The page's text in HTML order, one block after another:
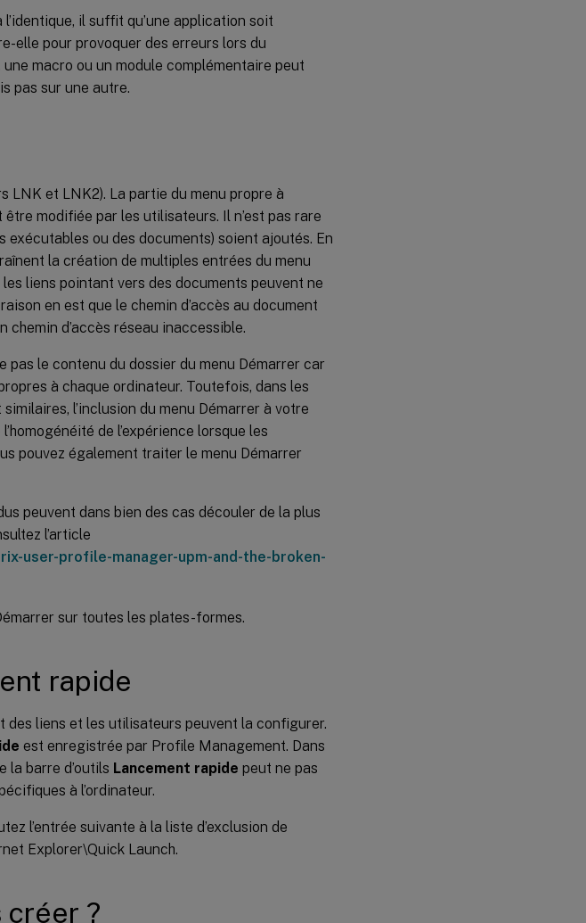
il suffit qu’une application soit
elle pour provoquer des erreurs lors du
une macro ou un module complémentaire peut
pas sur une autre.
LNK et LNK2). La partie du menu propre à
modifiée par les utilisateurs. Il n’est pas rare
exécutables ou des documents) soient ajoutés. En
la création de multiples entrées du menu
liens pointant vers des documents peuvent ne
en est que le chemin d’accès au document
chemin d’accès réseau inaccessible.
le contenu du dossier du menu Démarrer car
à chaque ordinateur. Toutefois, dans les
l’inclusion du menu Démarrer à votre
de l’expérience lorsque les
pouvez également traiter le menu Démarrer
peuvent dans bien des cas découler de la plus
l’article
user-profile-manager-upm-and-the-broken-
sur toutes les plates-formes.
rapide
des liens et les utilisateurs peuvent la configurer.
est enregistrée par Profile Management. Dans
la barre d’outils Lancement rapide peut ne pas
à l’ordinateur.
l’entrée suivante à la liste d’exclusion de
Explorer\Quick Launch.
créer ?